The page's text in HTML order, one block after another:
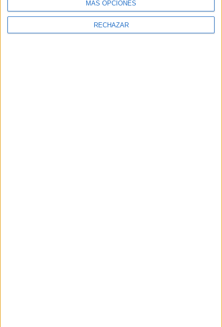
MÁS OPCIONES
RECHAZAR